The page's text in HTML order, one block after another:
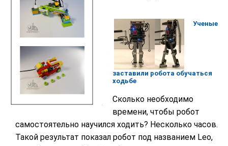
Ученые
заставили робота обучаться
ходьбе
Сколько необходимо
времени, чтобы робот
самостоятельно научился ходить? Несколько часов.
Такой результат показал робот под названием Leo,